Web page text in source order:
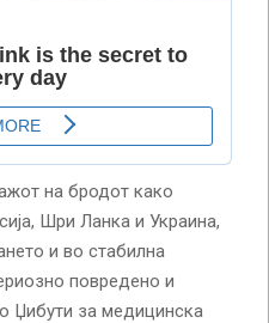
на бродот како
Шри Ланка и Украина,
и во стабилна
повредено и
Џибути за медицинска